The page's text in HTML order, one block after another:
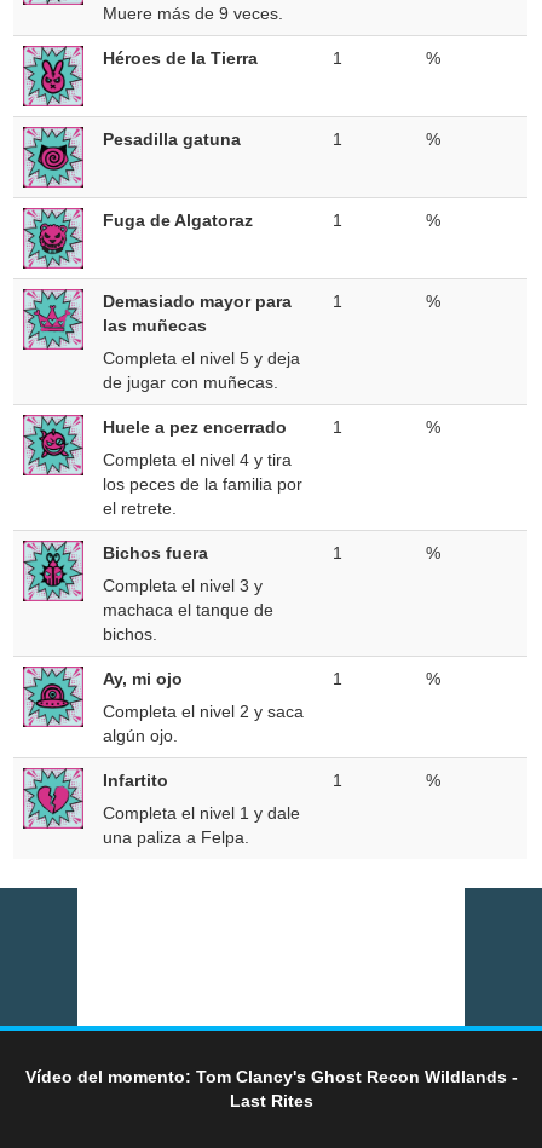
Muere más de 9 veces.
Héroes de la Tierra 1 %
Pesadilla gatuna 1 %
Fuga de Algatoraz 1 %
Demasiado mayor para
las muñecas
Completa el nivel 5 y deja
de jugar con muñecas.
1 %
Huele a pez encerrado
Completa el nivel 4 y tira
los peces de la familia por
el retrete.
1 %
Bichos fuera
Completa el nivel 3 y
machaca el tanque de
bichos.
1 %
Ay, mi ojo
Completa el nivel 2 y saca
algún ojo.
1 %
Infartito
Completa el nivel 1 y dale
una paliza a Felpa.
1 %
Vídeo del momento: Tom Clancy's Ghost Recon Wildlands -
Last Rites